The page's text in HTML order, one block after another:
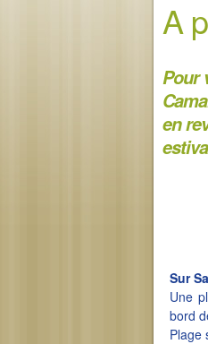
A
Pour
en
Sur
Une
bord
Plage